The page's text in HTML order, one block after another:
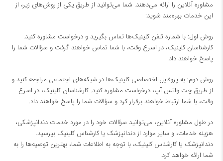
مشاوره آنلاین را ارائه می‌دهند. شما می‌توانید از طریق یکی از روش‌های زیر، از
این خدمات بهره‌مند شوید:
روش اول: با شماره تلفن کلینیک‌ها تماس بگیرید و درخواست مشاوره کنید.
کارشناسان کلینیک، در اسرع وقت، با شما تماس خواهند گرفت و سؤالات شما را
پاسخ خواهند داد.
روش دوم: به پروفایل اختصاصی کلینیک‌ها در شبکه‌های اجتماعی مراجعه کنید و
از طریق چت واتس آپ، درخواست مشاوره کنید. کارشناسان کلینیک، در اسرع
وقت، با شما ارتباط خواهند برقرار کرد و سؤالات شما را پاسخ خواهند داد.
در طول مشاوره آنلاین، می‌توانید سؤالات خود را در مورد خدمات دندانپزشکی،
هزینه خدمات، و سایر موارد از دندانپزشک یا کارشناس کلینیک بپرسید.
دندانپزشک یا کارشناس کلینیک، با توجه به اطلاعات شما، بهترین توصیه‌ها را به
شما ارائه خواهد کرد.